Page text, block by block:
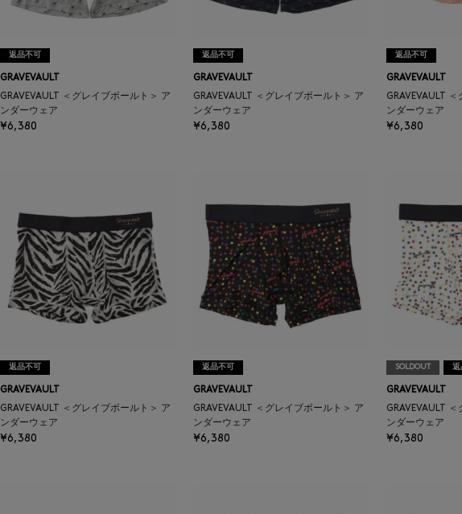
返品不可
GRAVEVAULT
GRAVEVAULT ＜グレイブボールト＞ ア
ンダーウェア
¥6,380
返品不可
GRAVEVAULT
GRAVEVAULT ＜グレイブボールト＞ ア
ンダーウェア
¥6,380
返品不可
GRAVEVAULT
GRAVEVAULT
ンダーウェア
¥6,380
返品不可
GRAVEVAULT
GRAVEVAULT ＜グレイブボールト＞ ア
ンダーウェア
¥6,380
返品不可
GRAVEVAULT
GRAVEVAULT ＜グレイブボールト＞ ア
ンダーウェア
¥6,380
SOLDOUT 返
GRAVEVAULT
GRAVEVAULT
ンダーウェア
¥6,380